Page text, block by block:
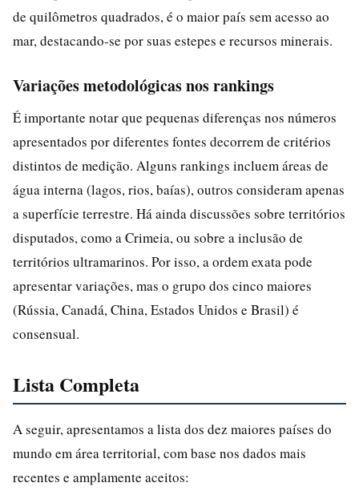
de quilômetros quadrados, é o maior país sem acesso ao
mar, destacando-se por suas estepes e recursos minerais.
Variações metodológicas nos rankings
É importante notar que pequenas diferenças nos números
apresentados por diferentes fontes decorrem de critérios
distintos de medição. Alguns rankings incluem áreas de
água interna (lagos, rios, baías), outros consideram apenas
a superfície terrestre. Há ainda discussões sobre territórios
disputados, como a Crimeia, ou sobre a inclusão de
territórios ultramarinos. Por isso, a ordem exata pode
apresentar variações, mas o grupo dos cinco maiores
(Rússia, Canadá, China, Estados Unidos e Brasil) é
consensual.
Lista Completa
A seguir, apresentamos a lista dos dez maiores países do
mundo em área territorial, com base nos dados mais
recentes e amplamente aceitos: